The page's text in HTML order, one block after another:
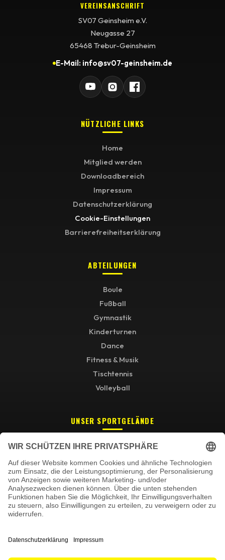
VEREINSANSCHRIFT
SV07 Geinsheim e.V.
Neugasse 27
65468 Trebur-Geinsheim
E-Mail: info@sv07-geinsheim.de
NÜTZLICHE LINKS
Home
Mitglied werden
Downloadbereich
Impressum
Datenschutzerklärung
Cookie-Einstellungen
Barrierefreiheitserklärung
ABTEILUNGEN
Boule
Fußball
Gymnastik
Kinderturnen
Dance
Fitness & Musik
Tischtennis
Volleyball
UNSER SPORTGELÄNDE
Wir benötigen Ihre Zustimmung,
um den Google Maps-Service zu
laden!
Wir verwenden einen Service eines
Drittanbieters, um Karteninhalte einzubetten.
Aktivitäten sammeln. Bitte lesen Sie die
Neugasse 27, 65468 Trebur-Geinsheim